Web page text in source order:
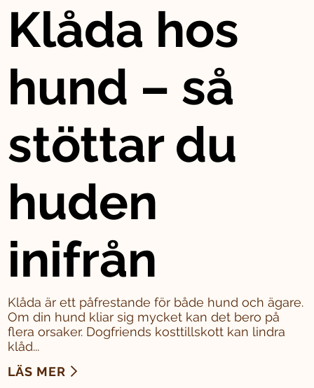
Klåda hos
hund – så
stöttar du
huden
inifrån
Klåda är ett påfrestande för både hund och ägare.
Om din hund kliar sig mycket kan det bero på
flera orsaker. Dogfriends kosttillskott kan lindra
klåd...
LÄS MER